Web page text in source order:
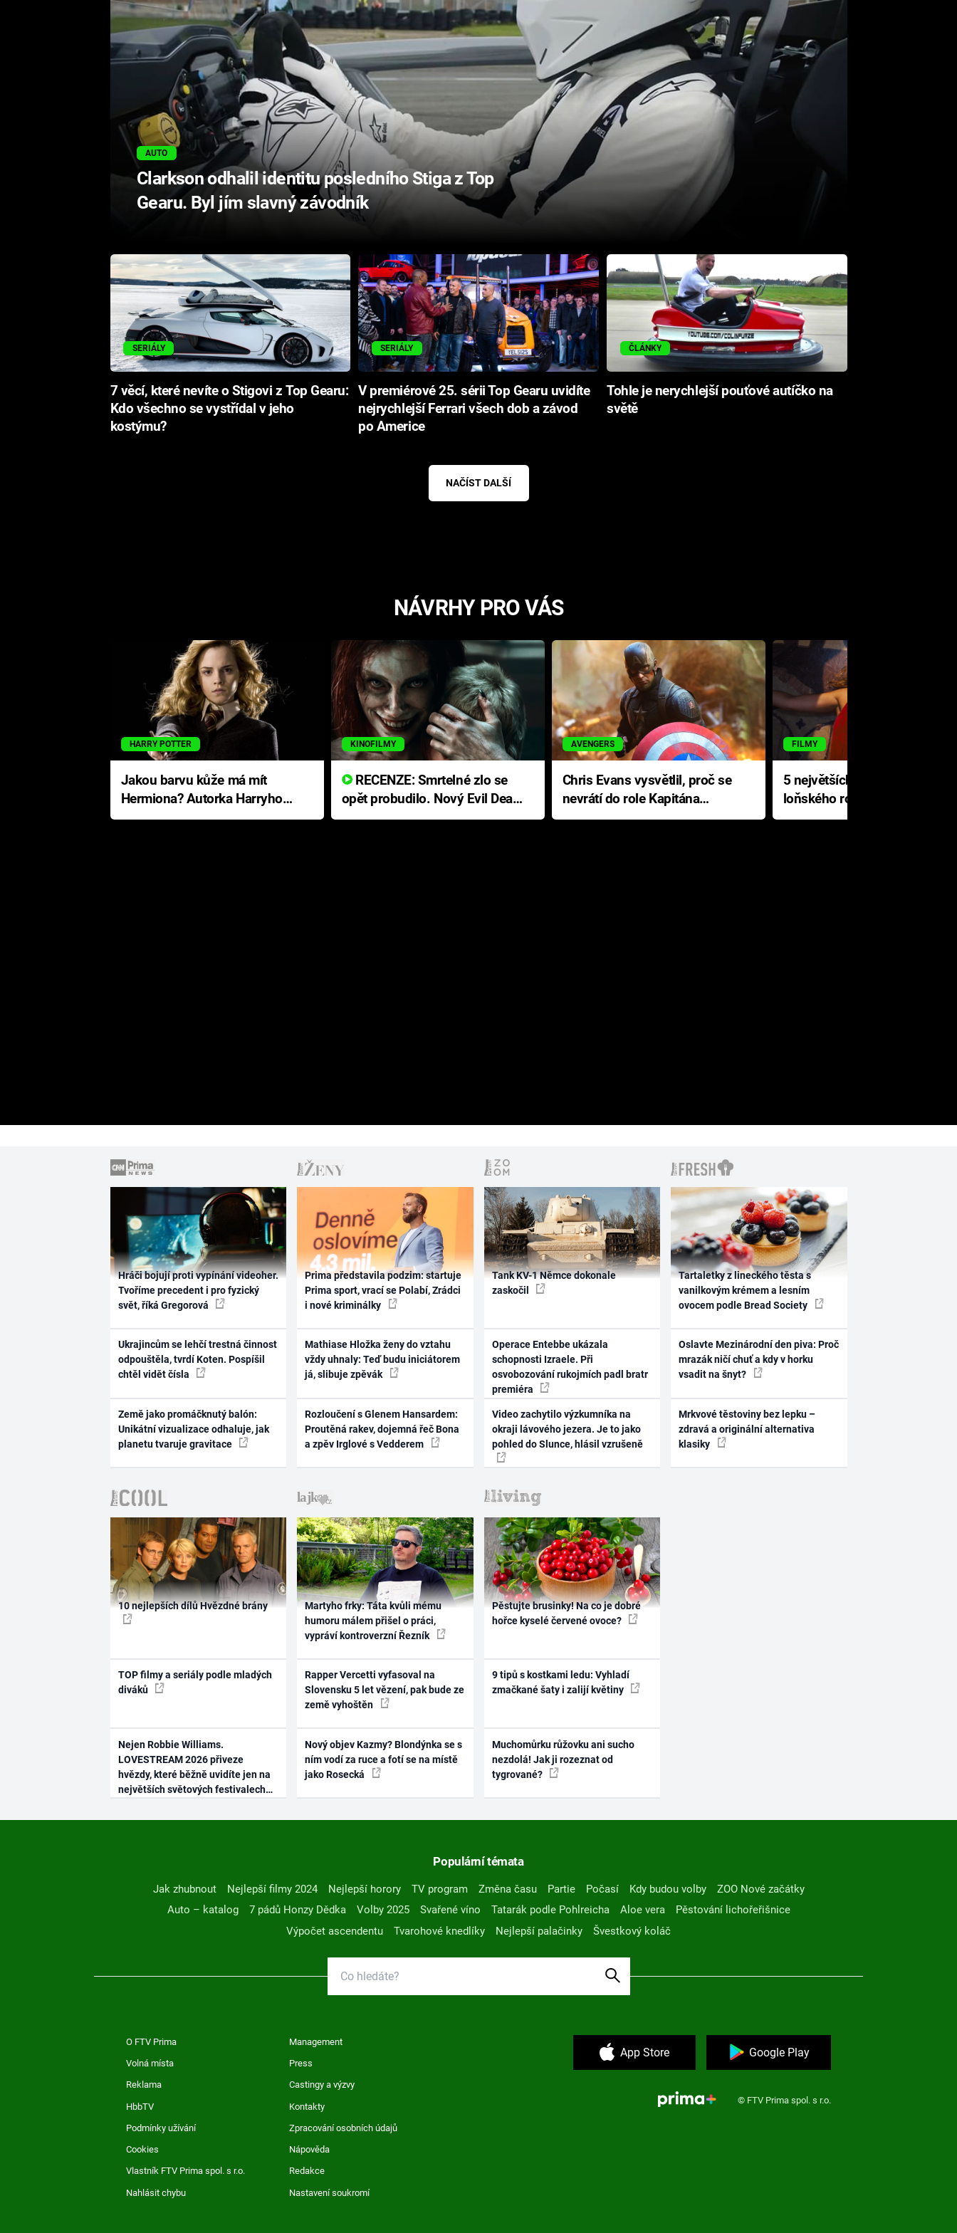
AUTO
Clarkson odhalil identitu posledního Stiga z Top
Gearu. Byl jím slavný závodník
SERIÁLY
7 věcí, které nevíte o Stigovi z Top Gearu:
Kdo všechno se vystřídal v jeho
kostýmu?
SERIÁLY
V premiérové 25. sérii Top Gearu uvidíte
nejrychlejší Ferrari všech dob a závod
po Americe
ČLÁNKY
Tohle je nerychlejší pouťové autíčko na
světě
NAČÍST DALŠÍ
NÁVRHY PRO VÁS
HARRY POTTER
Jakou barvu kůže má mít
Hermiona? Autorka Harryho
Pottera přišla s ráznou
KINOFILMY
RECENZE: Smrtelné zlo se
opět probudilo. Nový Evil Dead
přichází s neodolatelnou
AVENGERS
Chris Evans vysvětlil, proč se
nevrátí do role Kapitána
Ameriky
FILMY
5 největších propadáků
loňského roku: Disney na
jediné katastrofě prodělal 200
Hráči bojují proti vypínání videoher.
Tvoříme precedent i pro fyzický
svět, říká Gregorová
Ukrajincům se lehčí trestná činnost
odpouštěla, tvrdí Koten. Pospíšil
chtěl vidět čísla
Země jako promáčknutý balón:
Unikátní vizualizace odhaluje, jak
planetu tvaruje gravitace
Prima představila podzim: startuje
Prima sport, vrací se Polabí, Zrádci
i nové kriminálky
Mathiase Hložka ženy do vztahu
vždy uhnaly: Teď budu iniciátorem
já, slibuje zpěvák
Rozloučení s Glenem Hansardem:
Proutěná rakev, dojemná řeč Bona
a zpěv Irglové s Vedderem
Tank KV-1 Němce dokonale
zaskočil
Operace Entebbe ukázala
schopnosti Izraele. Při
osvobozování rukojmích padl bratr
premiéra
Video zachytilo výzkumníka na
okraji lávového jezera. Je to jako
pohled do Slunce, hlásil vzrušeně
Tartaletky z lineckého těsta s
vanilkovým krémem a lesním
ovocem podle Bread Society
Oslavte Mezinárodní den piva: Proč
mrazák ničí chuť a kdy v horku
vsadit na šnyt?
Mrkvové těstoviny bez lepku –
zdravá a originální alternativa
klasiky
10 nejlepších dílů Hvězdné brány
TOP filmy a seriály podle mladých
diváků
Nejen Robbie Williams.
LOVESTREAM 2026 přiveze
hvězdy, které běžně uvidíte jen na
největších světových festivalech
Martyho frky: Táta kvůli mému
humoru málem přišel o práci,
vypráví kontroverzní Řezník
Rapper Vercetti vyfasoval na
Slovensku 5 let vězení, pak bude ze
země vyhoštěn
Nový objev Kazmy? Blondýnka se s
ním vodí za ruce a fotí se na místě
jako Rosecká
Pěstujte brusinky! Na co je dobré
hořce kyselé červené ovoce?
9 tipů s kostkami ledu: Vyhladí
zmačkané šaty i zalijí květiny
Muchomůrku růžovku ani sucho
nezdolá! Jak ji rozeznat od
tygrované?
Populární témata
Jak zhubnout Nejlepší filmy 2024 Nejlepší horory TV program Změna času Partie Počasí Kdy budou volby
ZOO Nové začátky
Auto – katalog
7 pádů Honzy Dědka Volby 2025 Svařené víno Tatarák podle Pohlreicha Aloe vera
Pěstování lichořeřišnice
Výpočet ascendentu
Tvarohové knedlíky Nejlepší palačinky Švestkový koláč
O FTV Prima Management
Volná místa Press
Reklama Castingy a výzvy
HbbTV Kontakty
Podmínky užívání Zpracování osobních údajů
Cookies Nápověda
Vlastník FTV Prima spol. s r.o. Redakce
Nahlásit chybu Nastavení soukromí
App Store Google Play
© FTV Prima spol. s r.o.